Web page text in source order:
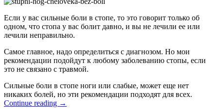
Если у вас сильные боли в стопе, то это говорит только об
одном, что стопа у вас болит давно, и вы не лечили ее или
лечили неправильно.
Самое главное, надо определиться с диагнозом. Но мои
рекомендации подойдут к любому заболеванию стопы, если
это не связано с травмой.
Сильные боли в стопе ноги или слабые, может еще нет
никаких болей, но эти рекомендации подходят для всех.
Continue reading →